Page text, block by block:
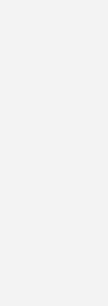
Anlage.
etwas günstiger. Vor
und